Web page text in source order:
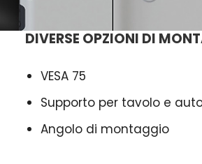
DIVERSE OPZIONI DI
VESA 75
Supporto per tavolo e
Angolo di montaggio